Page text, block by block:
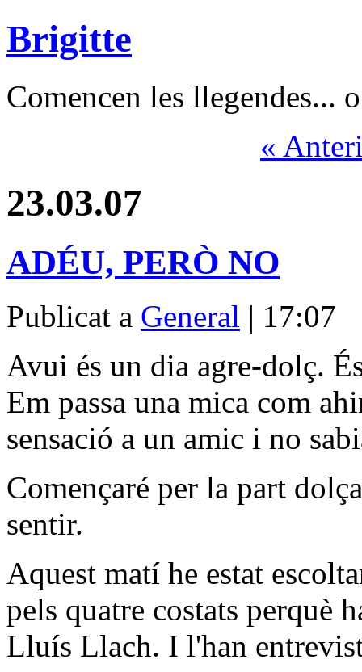
Brigitte
Comencen les llegendes...
«
23.03.07
ADÉU, PERÒ NO
Publicat a General | 17:07
Avui és un dia agre-dolç.
Em passa una mica com
sensació a un amic i no
Començaré per la part
sentir.
Aquest matí he estat
pels quatre costats perquè
Lluís Llach. I l'han